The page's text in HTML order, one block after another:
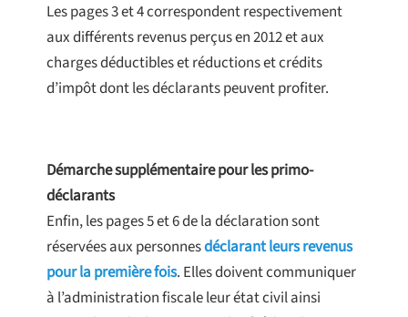
Les pages 3 et 4 correspondent respectivement
aux différents revenus perçus en 2012 et aux
charges déductibles et réductions et crédits
d’impôt dont les déclarants peuvent profiter.
Démarche supplémentaire pour les primo-
déclarants
Enfin, les pages 5 et 6 de la déclaration sont
réservées aux personnesdéclarant leurs revenus
pour la première fois. Elles doivent communiquer
à l’administration fiscale leur état civil ainsi